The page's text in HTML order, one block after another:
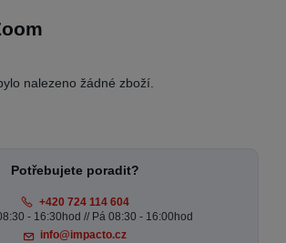
nalezeno žádné zboží.
Potřebujete poradit?
+420 724 114 604
- 16:30hod // Pá 08:30 - 16:00hod
info@impacto.cz